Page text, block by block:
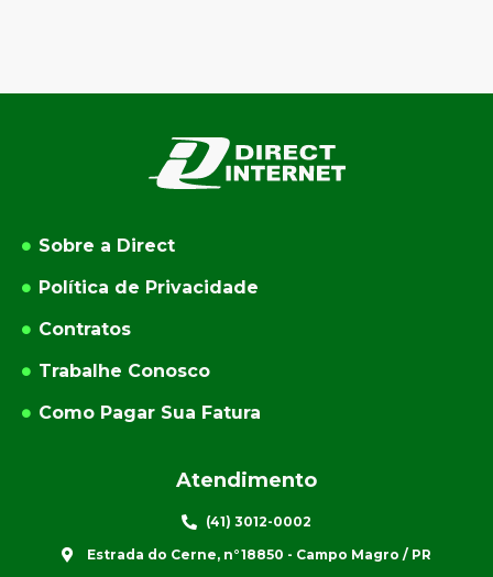
Sobre a Direct
Política de Privacidade
Contratos
Trabalhe Conosco
Como Pagar Sua Fatura
Atendimento
(41) 3012-0002
Estrada do Cerne, n°18850 - Campo Magro / PR